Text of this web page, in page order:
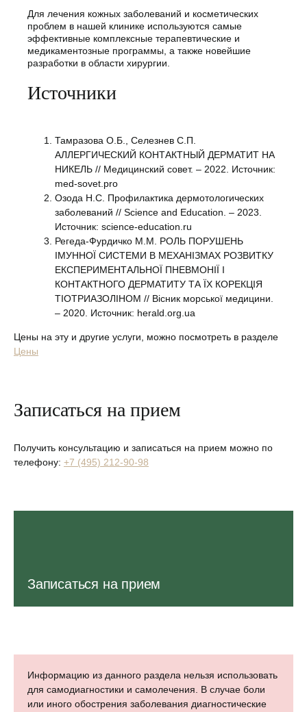
Для лечения кожных заболеваний и косметических
проблем в нашей клинике используются самые
эффективные комплексные терапевтические и
медикаментозные программы, а также новейшие
разработки в области хирургии.
Источники
Тамразова О.Б., Селезнев C.П.
АЛЛЕРГИЧЕСКИЙ КОНТАКТНЫЙ ДЕРМАТИТ НА
НИКЕЛЬ // Медицинский совет. – 2022. Источник:
med-sovet.pro
Озода Н.С. Профилактика дермотологических
заболеваний // Science and Education. – 2023.
Источник: science-education.ru
Регеда-Фурдичко М.М. РОЛЬ ПОРУШЕНЬ
ІМУННОЇ СИСТЕМИ В МЕХАНІЗМАХ РОЗВИТКУ
ЕКСПЕРИМЕНТАЛЬНОЇ ПНЕВМОНІЇ І
КОНТАКТНОГО ДЕРМАТИТУ ТА ЇХ КОРЕКЦІЯ
ТІОТРИАЗОЛІНОМ // Вісник морської медицини.
– 2020. Источник: herald.org.ua
Цены на эту и другие услуги, можно посмотреть в разделе
Цены
Записаться на прием
Получить консультацию и записаться на прием можно по
телефону: +7 (495) 212-90-98
Записаться на прием
Информацию из данного раздела нельзя использовать
для самодиагностики и самолечения. В случае боли
или иного обострения заболевания диагностические